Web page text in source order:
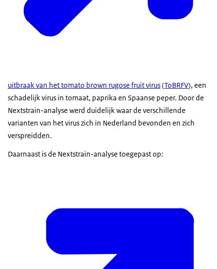
uitbraak van het tomato brown rugose fruit virus(ToBRFV), een
schadelijk virus in tomaat, paprika en Spaanse peper. Door de
Nextstrain-analyse werd duidelijk waar de verschillende
varianten van het virus zich in Nederland bevonden en zich
verspreidden.
Daarnaast is de Nextstrain-analyse toegepast op: